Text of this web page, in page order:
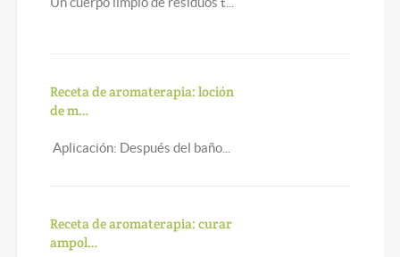
Receta de aromaterapia: loción
de m…
Aplicación: Después del baño...
Receta de aromaterapia: curar
ampol…